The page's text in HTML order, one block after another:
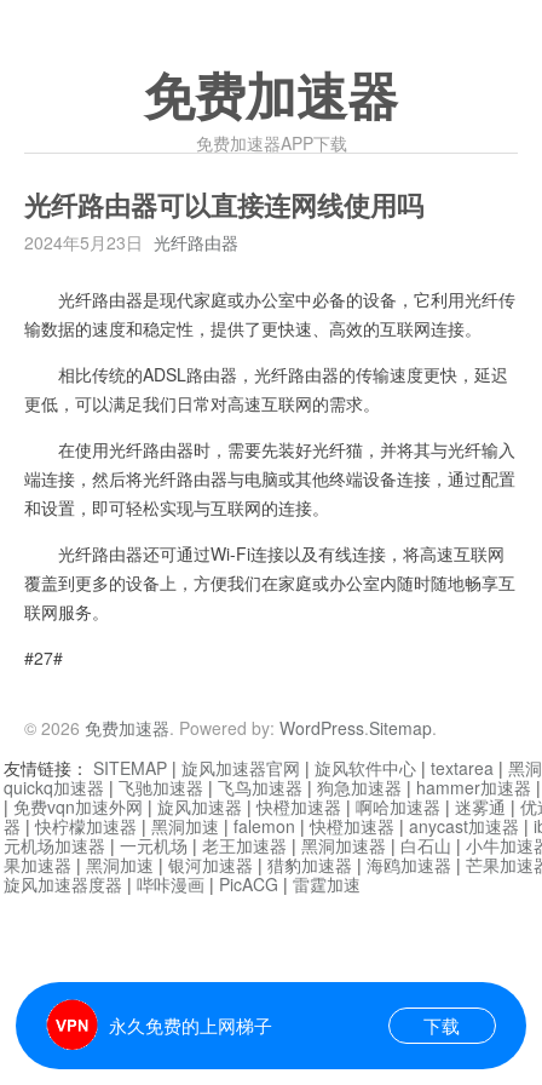
免费加速器
免费加速器APP下载
光纤路由器可以直接连网线使用吗
2024年5月23日 光纤路由器
光纤路由器是现代家庭或办公室中必备的设备，它利用光纤传
输数据的速度和稳定性，提供了更快速、高效的互联网连接。
相比传统的ADSL路由器，光纤路由器的传输速度更快，延迟
更低，可以满足我们日常对高速互联网的需求。
在使用光纤路由器时，需要先装好光纤猫，并将其与光纤输入
端连接，然后将光纤路由器与电脑或其他终端设备连接，通过配置
和设置，即可轻松实现与互联网的连接。
光纤路由器还可通过Wi-Fi连接以及有线连接，将高速互联网
覆盖到更多的设备上，方便我们在家庭或办公室内随时随地畅享互
联网服务。
#27#
© 2026 免费加速器. Powered by: WordPress.Sitemap.
永久免费的上网梯子 下载
友情链接： SITEMAP | 旋风加速器官网 | 旋风软件中心 | textarea | 黑
quickq加速器 | 飞驰加速器 | 飞鸟加速器 | 狗急加速器 | hammer加速器
| 免费vqn加速外网 | 旋风加速器 |快橙加速器 | 啊哈加速器 | 迷雾通 | 优
器 |快柠檬加速器 | 黑洞加速 | falemon |快橙加速器 | anycast加速器 |
元机场加速器 | 一元机场 | 老王加速器 | 黑洞加速器 | 白石山 | 小牛加速
果加速器 | 黑洞加速 | 银河加速器 | 猎豹加速器 | 海鸥加速器 | 芒果加速
旋风加速器度器 | 哔咔漫画 | PicACG | 雷霆加速